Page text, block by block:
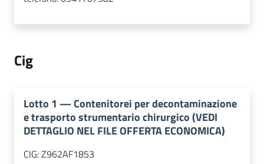
Cig
Lotto 1 —Contenitorei per decontaminazione
e trasporto strumentario chirurgico (VEDI
DETTAGLIO NEL FILE OFFERTA ECONOMICA)
CIG:Z962AF1853